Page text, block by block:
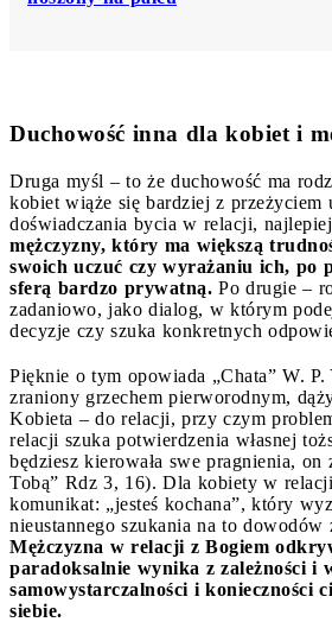
Duchowość inna dla kobiet i
Druga myśl – to że duchowość ma
kobiet wiąże się bardziej z przeżyciem
doświadczania bycia w relacji, najlepiej
mężczyzny, który ma większą
swoich uczuć czy wyrażaniu ich, po
sferą bardzo prywatną. Po drugie –
zadaniowo, jako dialog, w którym
decyzje czy szuka konkretnych
Pięknie o tym opowiada „Chata” W. P.
zraniony grzechem pierworodnym,
Kobieta – do relacji, przy czym
relacji szuka potwierdzenia własnej
będziesz kierowała swe pragnienia, on
Tobą” Rdz 3, 16). Dla kobiety w
komunikat: „jesteś kochana”, który
nieustannego szukania na to dowodów
Mężczyzna w relacji z Bogiem
paradoksalnie wynika z zależności i
samowystarczalności i konieczności
siebie.